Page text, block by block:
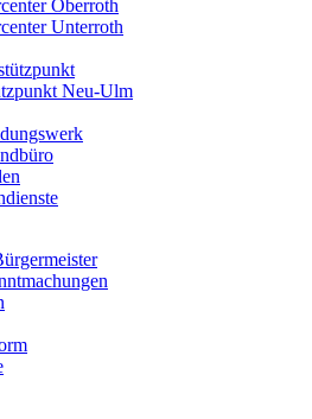
Oberroth
Unterroth
Neu-Ulm